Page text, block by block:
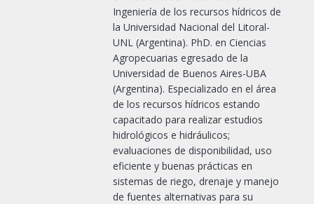
Ingeniería de los recursos hídricos de
la Universidad Nacional del Litoral-
UNL (Argentina). PhD. en Ciencias
Agropecuarias egresado de la
Universidad de Buenos Aires-UBA
(Argentina). Especializado en el área
de los recursos hídricos estando
capacitado para realizar estudios
hidrológicos e hidráulicos;
evaluaciones de disponibilidad, uso
eficiente y buenas prácticas en
sistemas de riego, drenaje y manejo
de fuentes alternativas para su